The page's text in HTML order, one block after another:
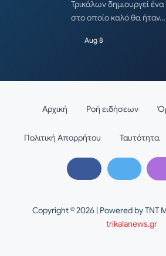
Τρικάλων δημιουργεί
στο οποίο καλό θα ήταν…
Aug 8
Copyright © 2026 | Powered by TNT
trikalanews.gr
Αρχική Ροή ειδήσεων
Πολιτική Απορρήτου Ταυτότητα